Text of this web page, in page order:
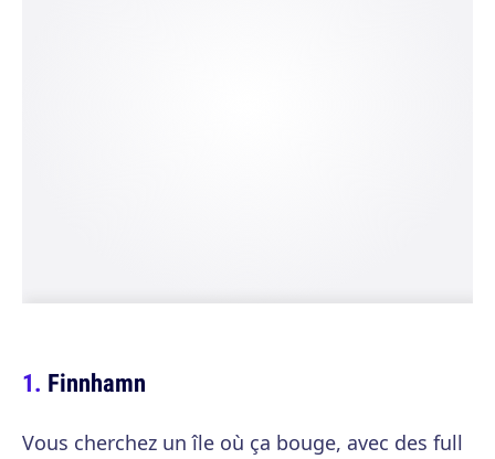
Finnhamn
Vous cherchez un île où ça bouge, avec des full